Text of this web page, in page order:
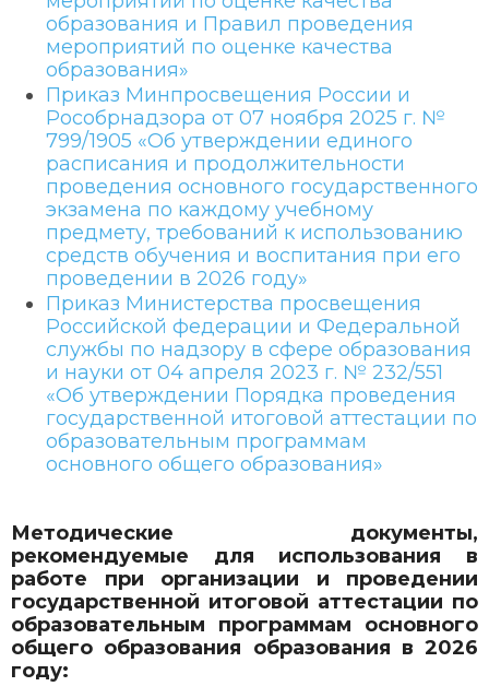
образования и Правил проведения
мероприятий по оценке качества
образования»
Приказ Минпросвещения России и
Рособрнадзора от 07 ноября 2025 г. №
799/1905 «Об утверждении единого
расписания и продолжительности
проведения основного государственного
экзамена по каждому учебному
предмету, требований к использованию
средств обучения и воспитания при его
проведении в 2026 году»
Приказ Министерства просвещения
Российской федерации и Федеральной
службы по надзору в сфере образования
и науки от 04 апреля 2023 г. № 232/551
«Об утверждении Порядка проведения
государственной итоговой аттестации по
образовательным программам
основного общего образования»
Методические документы,
рекомендуемые для использования в
работе при организации и проведении
государственной итоговой аттестации по
образовательным программам основного
общего образования образования в 2026
году: